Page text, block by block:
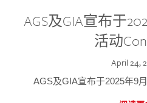
AGS及GIA宣布于
活动
April 24,
AGS及GIA宣布于2025年9